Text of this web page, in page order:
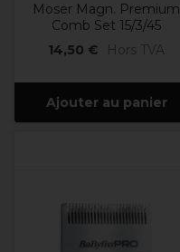
Moser Magn. Premium
Comb Set 15/3/45
14,50 €
Hors TVA
Ajouter au panier